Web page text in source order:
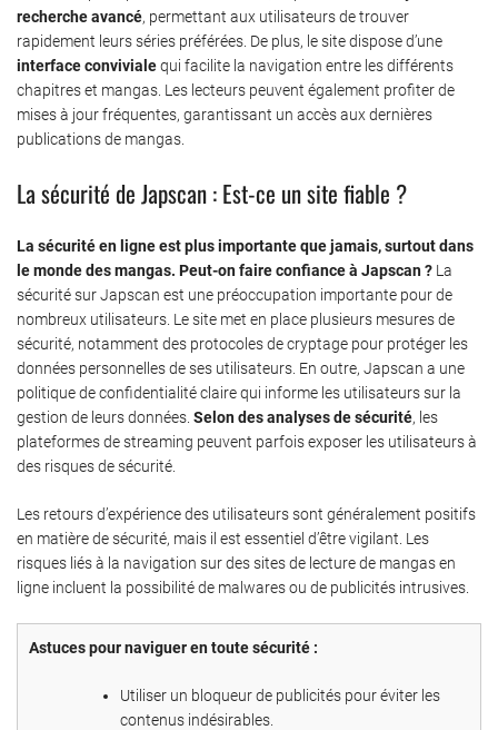
recherche avancé, permettant aux utilisateurs de trouver
rapidement leurs séries préférées. De plus, le site dispose d’une
interface convivialequi facilite la navigation entre les différents
chapitres et mangas. Les lecteurs peuvent également profiter de
mises à jour fréquentes, garantissant un accès aux dernières
publications de mangas.
La sécurité de Japscan : Est-ce un site fiable ?
La sécurité en ligne est plus importante que jamais, surtout dans
le monde des mangas. Peut-on faire confiance à Japscan ? La
sécurité sur Japscan est une préoccupation importante pour de
nombreux utilisateurs. Le site met en place plusieurs mesures de
sécurité, notamment des protocoles de cryptage pour protéger les
données personnelles de ses utilisateurs. En outre, Japscan a une
politique de confidentialité claire qui informe les utilisateurs sur la
gestion de leurs données. Selon des analyses de sécurité, les
plateformes de streaming peuvent parfois exposer les utilisateurs à
des risques de sécurité.
Les retours d’expérience des utilisateurs sont généralement positifs
en matière de sécurité, mais il est essentiel d’être vigilant. Les
risques liés à la navigation sur des sites de lecture de mangas en
ligne incluent la possibilité de malwares ou de publicités intrusives.
Astuces pour naviguer en toute sécurité :
Utiliser un bloqueur de publicités pour éviter les
contenus indésirables.